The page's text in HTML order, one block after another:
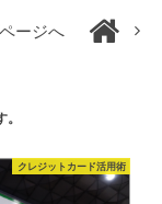
ージへ
クレジットカード活用術